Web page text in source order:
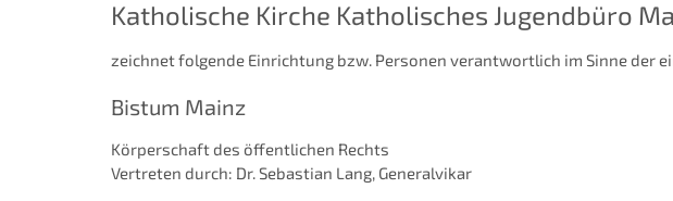
Katholische Kirche Katholisches Jugendbüro
zeichnet folgende Einrichtung bzw. Personen verantwortlich im Sinne der
Bistum Mainz
Körperschaft des öffentlichen Rechts
Vertreten durch: Dr. Sebastian Lang, Generalvikar